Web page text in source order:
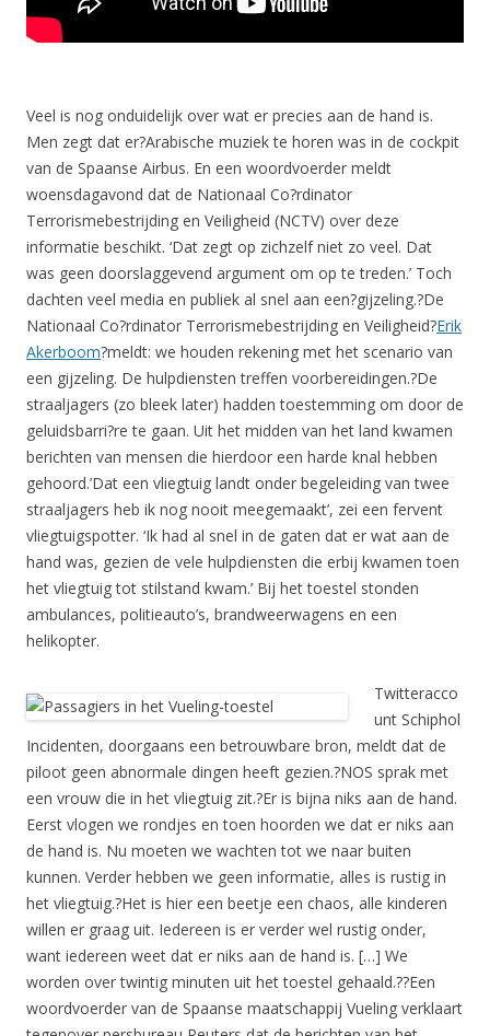
Veel is nog onduidelijk over wat er precies aan de hand is.
Men zegt dat er?Arabische muziek te horen was in de cockpit
van de Spaanse Airbus. En een woordvoerder meldt
woensdagavond dat de Nationaal Co?rdinator
Terrorismebestrijding en Veiligheid (NCTV) over deze
informatie beschikt. ‘Dat zegt op zichzelf niet zo veel. Dat
was geen doorslaggevend argument om op te treden.’ Toch
dachten veel media en publiek al snel aan een?gijzeling.?De
Nationaal Co?rdinator Terrorismebestrijding en Veiligheid?Erik
Akerboom?meldt: we houden rekening met het scenario van
een gijzeling. De hulpdiensten treffen voorbereidingen.?De
straaljagers (zo bleek later) hadden toestemming om door de
geluidsbarri?re te gaan. Uit het midden van het land kwamen
berichten van mensen die hierdoor een harde knal hebben
gehoord.’Dat een vliegtuig landt onder begeleiding van twee
straaljagers heb ik nog nooit meegemaakt’, zei een fervent
vliegtuigspotter. ‘Ik had al snel in de gaten dat er wat aan de
hand was, gezien de vele hulpdiensten die erbij kwamen toen
het vliegtuig tot stilstand kwam.’ Bij het toestel stonden
ambulances, politieauto’s, brandweerwagens en een
helikopter.
Twitteracco
unt Schiphol
Incidenten, doorgaans een betrouwbare bron, meldt dat de
piloot geen abnormale dingen heeft gezien.?NOS sprak met
een vrouw die in het vliegtuig zit.?Er is bijna niks aan de hand.
Eerst vlogen we rondjes en toen hoorden we dat er niks aan
de hand is. Nu moeten we wachten tot we naar buiten
kunnen. Verder hebben we geen informatie, alles is rustig in
het vliegtuig.?Het is hier een beetje een chaos, alle kinderen
willen er graag uit. Iedereen is er verder wel rustig onder,
want iedereen weet dat er niks aan de hand is. […] We
worden over twintig minuten uit het toestel gehaald.??Een
woordvoerder van de Spaanse maatschappij Vueling verklaart